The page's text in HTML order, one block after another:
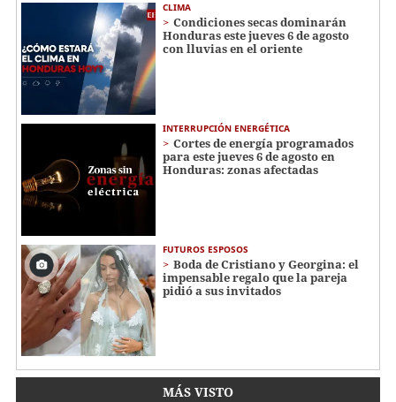
CLIMA
Condiciones secas dominarán
Honduras este jueves 6 de agosto
con lluvias en el oriente
INTERRUPCIÓN ENERGÉTICA
Cortes de energía programados
para este jueves 6 de agosto en
Honduras: zonas afectadas
FUTUROS ESPOSOS
Boda de Cristiano y Georgina: el
impensable regalo que la pareja
pidió a sus invitados
MÁS VISTO